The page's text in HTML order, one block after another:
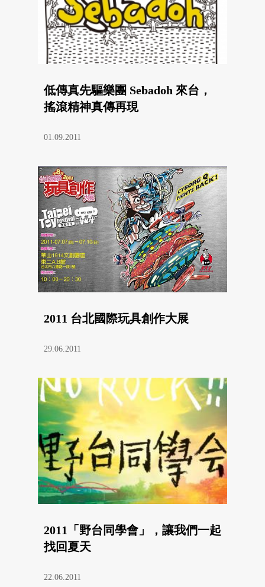
低傳真先驅樂團 Sebadoh 來台，
搖滾精神真傳再現
01.09.2011
2011 台北國際玩具創作大展
29.06.2011
2011「野台同學會」，讓我們一起
找回夏天
22.06.2011